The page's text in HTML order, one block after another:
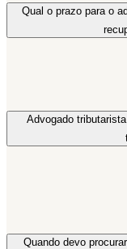
Qual o prazo para o
Advogado
Quando devo